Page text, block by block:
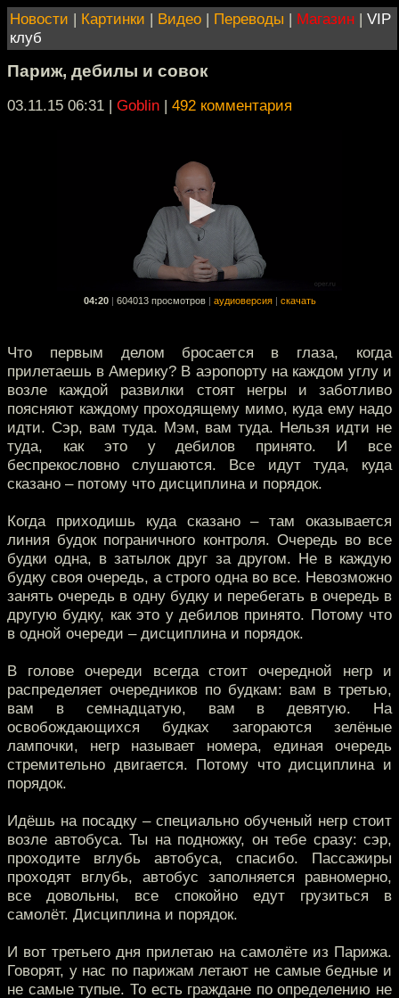
Новости | Картинки | Видео | Переводы | Магазин | VIP
клуб
Париж, дебилы и совок
03.11.15 06:31 | Goblin | 492 комментария
04:20 604013 просмотров аудиоверсия скачать
Что первым делом бросается в глаза, когда
прилетаешь в Америку? В аэропорту на каждом углу и
возле каждой развилки стоят негры и заботливо
поясняют каждому проходящему мимо, куда ему надо
идти. Сэр, вам туда. Мэм, вам туда. Нельзя идти не
туда, как это у дебилов принято. И все
беспрекословно слушаются. Все идут туда, куда
сказано – потому что дисциплина и порядок.
Когда приходишь куда сказано – там оказывается
линия будок пограничного контроля. Очередь во все
будки одна, в затылок друг за другом. Не в каждую
будку своя очередь, а строго одна во все. Невозможно
занять очередь в одну будку и перебегать в очередь в
другую будку, как это у дебилов принято. Потому что
в одной очереди – дисциплина и порядок.
В голове очереди всегда стоит очередной негр и
распределяет очередников по будкам: вам в третью,
вам в семнадцатую, вам в девятую. На
освобождающихся будках загораются зелёные
лампочки, негр называет номера, единая очередь
стремительно двигается. Потому что дисциплина и
порядок.
Идёшь на посадку – специально обученый негр стоит
возле автобуса. Ты на подножку, он тебе сразу: сэр,
проходите вглубь автобуса, спасибо. Пассажиры
проходят вглубь, автобус заполняется равномерно,
все довольны, все спокойно едут грузиться в
самолёт. Дисциплина и порядок.
И вот третьего дня прилетаю на самолёте из Парижа.
Говорят, у нас по парижам летают не самые бедные и
не самые тупые. То есть граждане по определению не